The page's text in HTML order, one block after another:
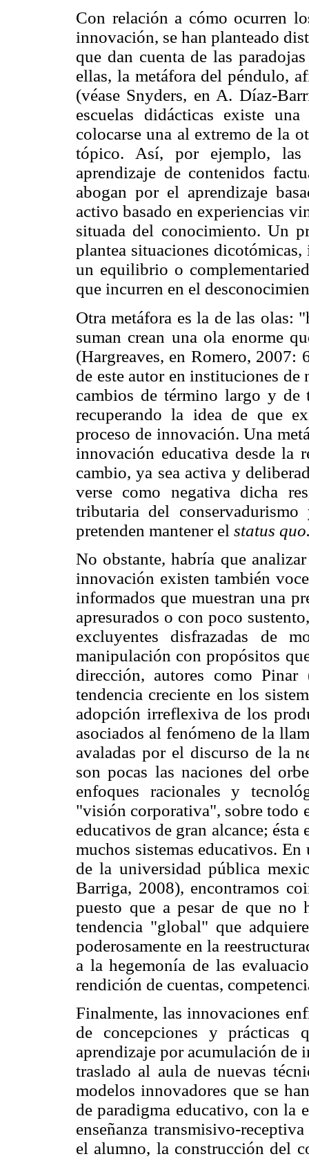
Con relación a cómo ocurren
innovación, se han planteado
que dan cuenta de las
ellas, la metáfora del péndulo,
(véase Snyders, en A. Díaz-
escuelas didácticas existe
colocarse una al extremo de la
tópico. Así, por ejemplo, las
aprendizaje de contenidos
abogan por el aprendizaje
activo basado en experiencias
situada del conocimiento. Un
plantea situaciones
un equilibrio o
que incurren en el
Otra metáfora es la de las olas:
suman crean una ola enorme
(Hargreaves, en Romero, 2007:
de este autor en instituciones
cambios de término largo y de
recuperando la idea de que
proceso de innovación. Una
innovación educativa desde la
cambio, ya sea activa y
verse como negativa dicha
tributaria del
pretenden mantener el status
No obstante, habría que
innovación existen también
informados que muestran una
apresurados o con poco
excluyentes disfrazadas de
manipulación con propósitos
dirección, autores como
tendencia creciente en los
adopción irreflexiva de los
asociados al fenómeno de la
avaladas por el discurso de la
son pocas las naciones del
enfoques racionales y
"visión corporativa", sobre todo
educativos de gran alcance; ésta
muchos sistemas educativos.
de la universidad pública
Barriga, 2008), encontramos
puesto que a pesar de que no
tendencia "global" que
poderosamente en la
a la hegemonía de las
rendición de cuentas,
Finalmente, las innovaciones
de concepciones y
aprendizaje por acumulación
traslado al aula de nuevas
modelos innovadores que se
de paradigma educativo, con la
enseñanza transmisivo-
el alumno, la construcción del